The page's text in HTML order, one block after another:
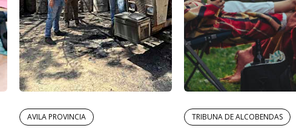
AVILA PROVINCIA TRIBUNA DE ALCOBENDAS